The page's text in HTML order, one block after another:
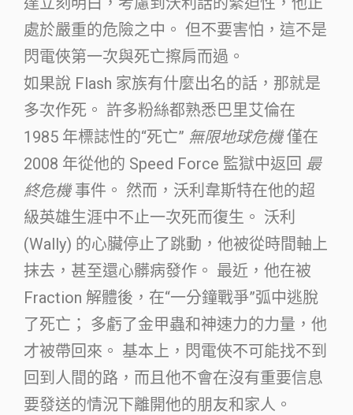
處於嚴重的危險之中。 但不要害怕，這不是
閃電俠第一次與死亡擦肩而過。
如果說 Flash 家族有什麼出名的話，那就是
多次作死。 許多粉絲都熟悉巴里艾倫在
1985 年標誌性的“死亡” 無限地球危機僅在
2008 年從他的 Speed Force 監獄中返回 最
終危機事件。 然而，沃利韋斯特在他的超
級英雄生涯中不止一次死而復生。 沃利
(Wally) 的心臟停止了跳動，他被從時間軸上
抹去，甚至還心髒病發作。 最近，他在被
Fraction 解體後，在“一分鐘戰爭”弧中逃脫
了死亡； 多虧了金甲蟲和神速力的力量，他
才被帶回來。 基本上，閃電俠不可能找不到
回到人間的路，而且他不會在沒有重要信息
要發送的情況下離開他的朋友和家人。